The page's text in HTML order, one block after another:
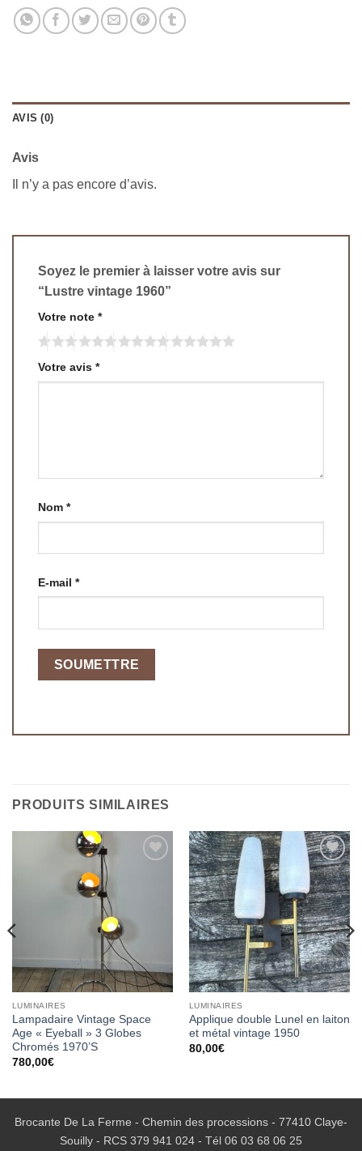
AVIS (0)
Avis
Il n’y a pas encore d’avis.
Soyez le premier à laisser votre avis sur
“Lustre vintage 1960”
Votre note *
Votre avis *
Nom *
E-mail *
PRODUITS SIMILAIRES
LUMINAIRES
Lampadaire Vintage Space
Age « Eyeball » 3 Globes
Chromés 1970’S
780,00€
Ajouter
à la
wishlist
LUMINAIRES
Applique double Lunel en laiton
et métal vintage 1950
80,00€
Brocante De La Ferme - Chemin des processions - 77410 Claye-
Souilly - RCS 379 941 024 - Tél 06 03 68 06 25